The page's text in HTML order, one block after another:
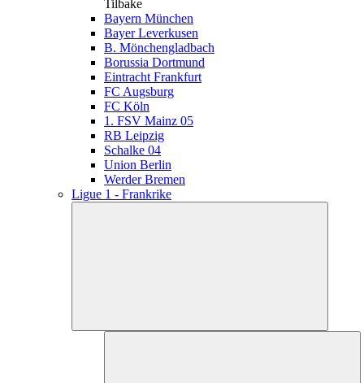
Tilbake
Bayern München
Bayer Leverkusen
B. Mönchengladbach
Borussia Dortmund
Eintracht Frankfurt
FC Augsburg
FC Köln
1. FSV Mainz 05
RB Leipzig
Schalke 04
Union Berlin
Werder Bremen
Ligue 1 - Frankrike